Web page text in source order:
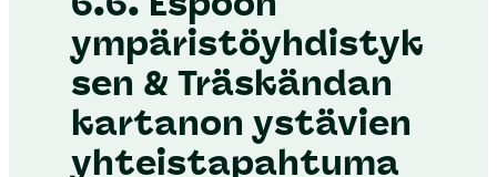
ympäristöyhdistyk
sen & Träskändan
kartanon ystävien
yhteistapahtuma